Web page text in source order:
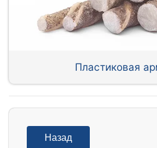
Пластиковая
Назад